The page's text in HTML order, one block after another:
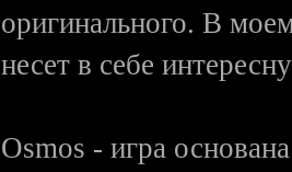
оригинального. В
несет в себе
Osmos - игра